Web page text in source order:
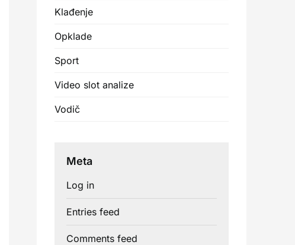
Klađenje
Opklade
Sport
Video slot analize
Vodič
Meta
Log in
Entries feed
Comments feed